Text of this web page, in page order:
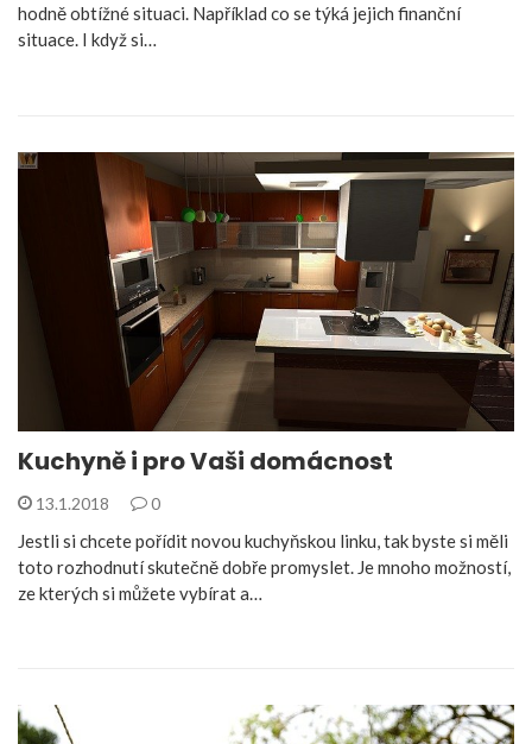
hodně obtížné situaci. Například co se týká jejich finanční
situace. I když si…
Kuchyně i pro Vaši domácnost
13.1.2018 0
Jestli si chcete pořídit novou kuchyňskou linku, tak byste si měli
toto rozhodnutí skutečně dobře promyslet. Je mnoho možností,
ze kterých si můžete vybírat a…